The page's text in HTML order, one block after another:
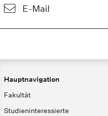
E-Mail
Hauptnavigation
Fakultät
Studieninteressierte